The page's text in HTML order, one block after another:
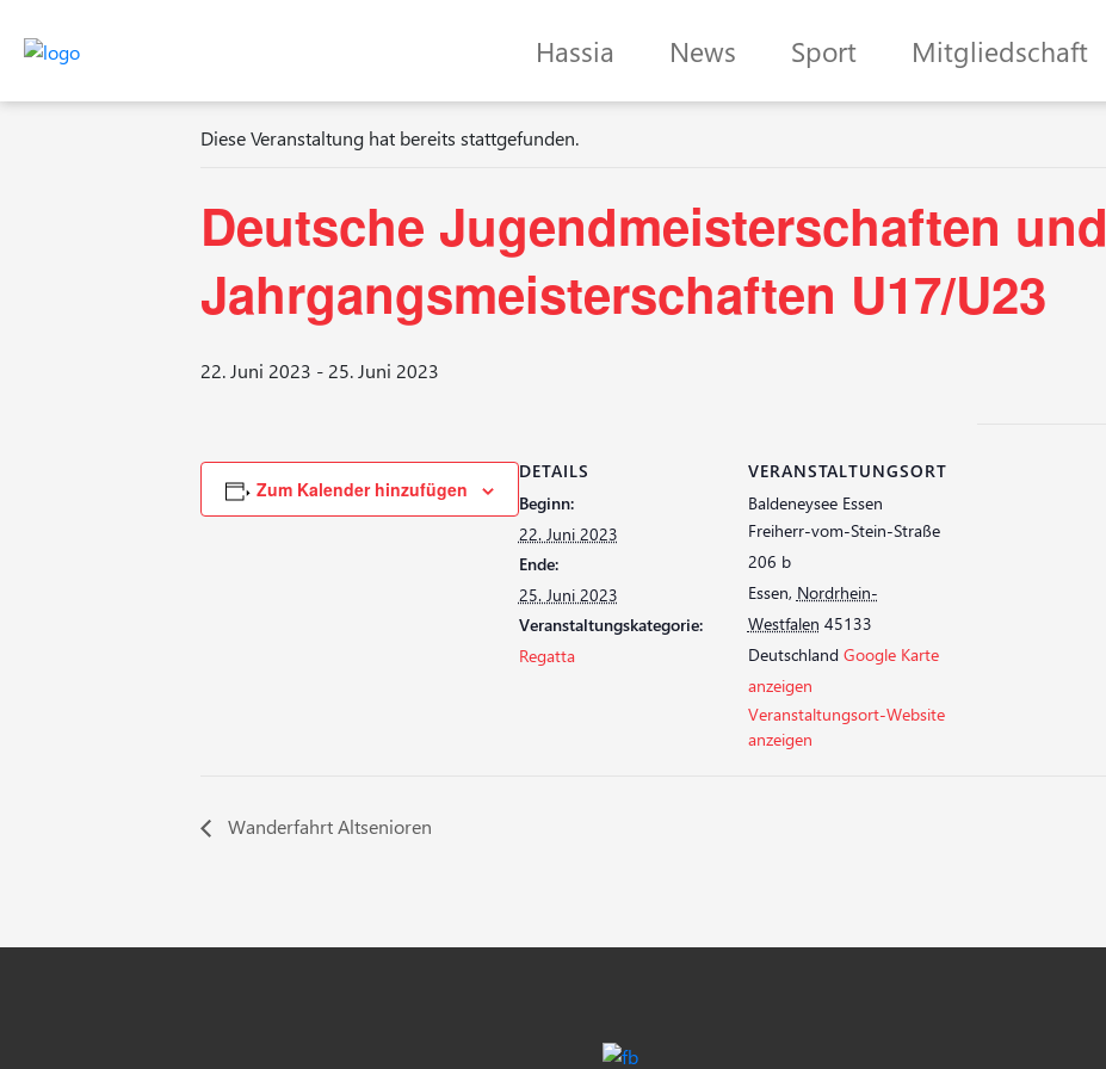
Hassia News Sport Mitgliedschaft
Diese Veranstaltung hat bereits stattgefunden.
Deutsche Jugendmeisterschaften und
Jahrgangsmeisterschaften U17/U23
22. Juni 2023 - 25. Juni 2023
Zum Kalender hinzufügen
DETAILS
Beginn:
22. Juni 2023
Ende:
25. Juni 2023
Veranstaltungskategorie:
Regatta
VERANSTALTUNGSORT
Baldeneysee Essen
Freiherr-vom-Stein-Straße
206 b
Essen, Nordrhein-
Westfalen 45133
Deutschland Google Karte
anzeigen
Veranstaltungsort-Website
anzeigen
Wanderfahrt Altsenioren